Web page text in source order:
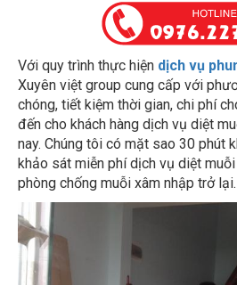
Với quy trình thực hiệndịch vụ
Xuyên việt group cung cấp với
chóng, tiết kiệm thời gian, chi phí
đến cho khách hàng dịch vụ diệt
nay. Chúng tôi có mặt sao 30 phút
khảo sát miễn phí dịch vụ diệt
phòng chống muỗi xâm nhập trở lại.